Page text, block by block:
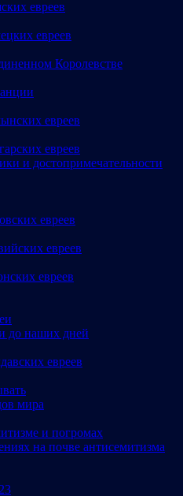
евреев
евреев
Королевстве
евреев
евреев
и достопримечательности
евреев
евреев
евреев
до наших дней
евреев
мира
и погромах
на почве антисемитизма